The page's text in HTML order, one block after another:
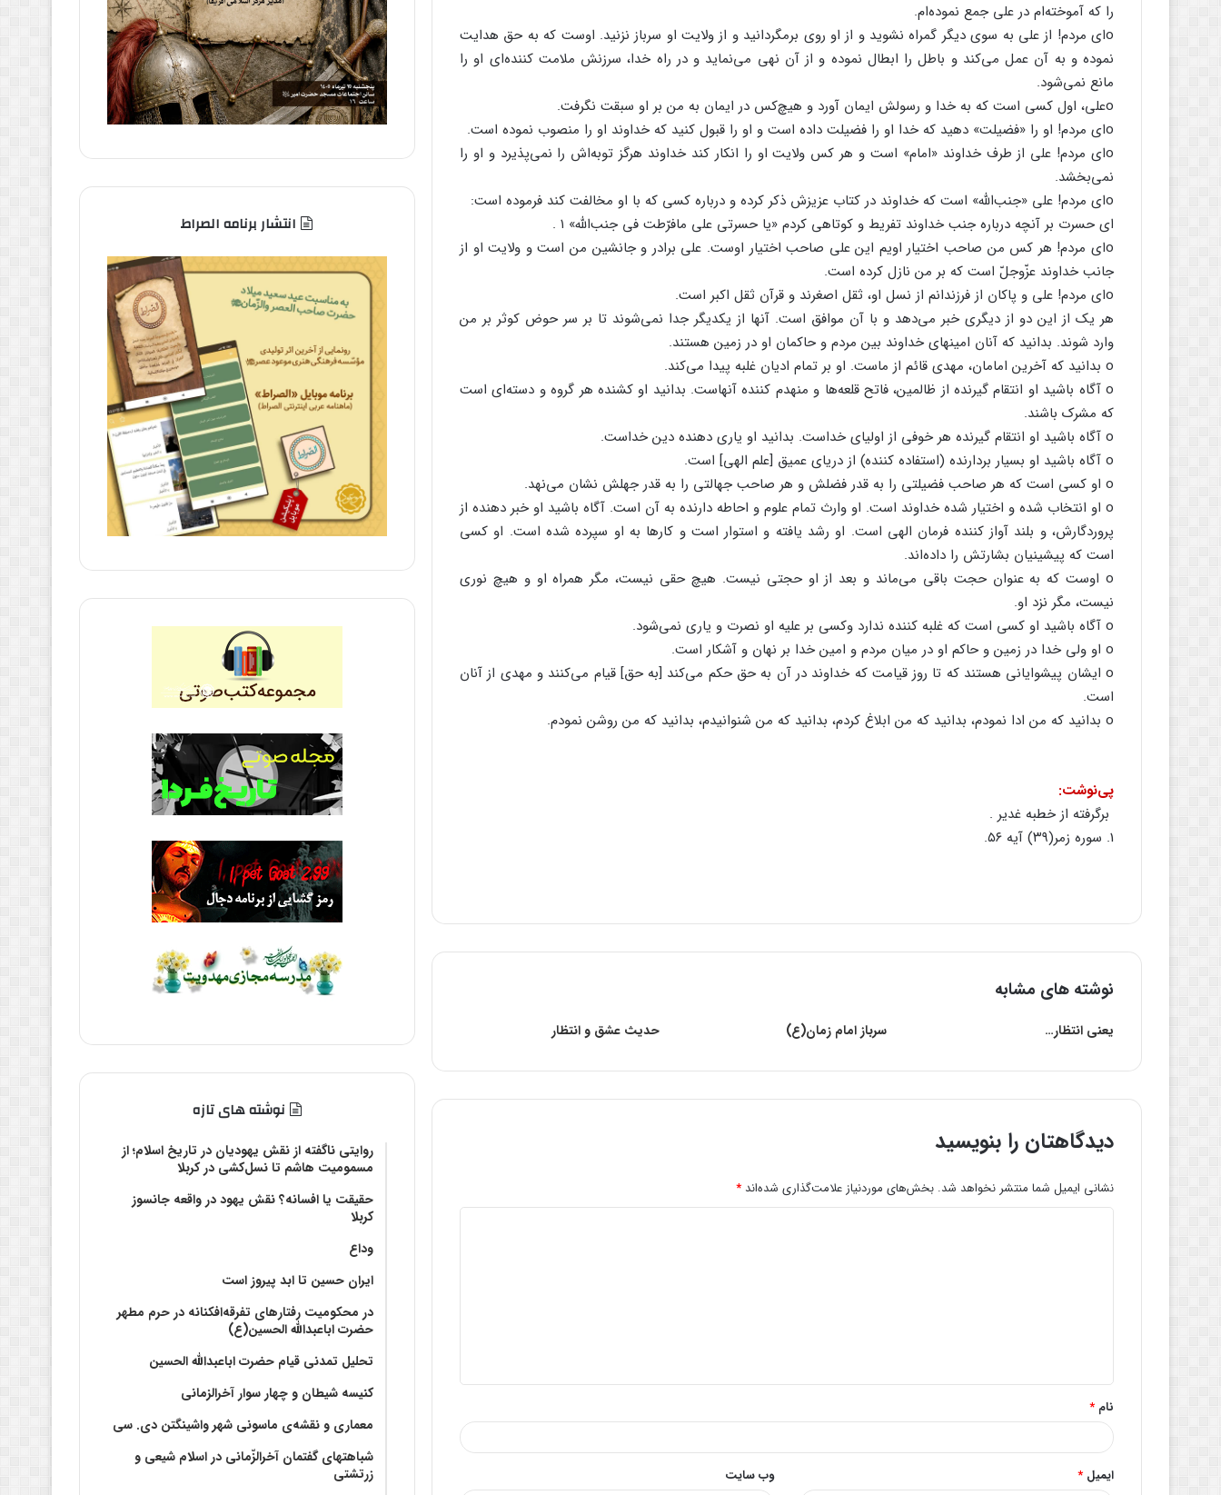
را که‌ آموخته‌ام‌ در علی‌ جمع‌ نموده‌ام‌.
oای‌ مردم‌! از علی‌ به‌ سوی‌ دیگر گمراه‌ نشوید و از او روی‌ برمگردانید و از ولایت‌ او سرباز نزنید. اوست‌ که‌ به‌ حق‌ هدایت‌
نموده‌ و به‌ آن‌ عمل‌ می‌کند و باطل‌ را ابطال‌ نموده‌ و از آن‌ نهی‌ می‌نماید و در راه‌ خدا، سرزنش‌ ملامت‌ کننده‌ای‌ او را
مانع‌ نمی‌شود.
oعلی‌، اول‌ کسی‌ است‌ که‌ به‌ خدا و رسولش‌ ایمان‌ آورد و هیچ‌کس‌ در ایمان‌ به‌ من‌ بر او سبقت‌ نگرفت‌.
oای‌ مردم‌! او را «فضیلت‌» دهید که‌ خدا او را فضیلت‌ داده‌ است‌ و او را قبول‌ کنید که‌ خداوند او را منصوب‌ نموده‌ است‌.
oای‌ مردم‌! علی‌ از طرف‌ خداوند «امام‌» است‌ و هر کس‌ ولایت‌ او را انکار کند خداوند هرگز توبه‌اش‌ را نمی‌پذیرد و او را
نمی‌بخشد.
oای‌ مردم‌! علی‌ «جنب‌الله» است‌ که‌ خداوند در کتاب‌ عزیزش‌ ذکر کرده‌ و درباره‌ کسی‌ که‌ با او مخالفت‌ کند فرموده‌ است‌:
ای‌ حسرت‌ بر آنچه‌ درباره‌ جنب‌ خداوند تفریط‌ و کوتاهی‌ کردم‌ «یا حسرتی‌ علی‌ مافرّطت‌ فی‌ جنب‌الله» ۱ .
oای‌ مردم‌! هر کس‌ من‌ صاحب‌ اختیار اویم‌ این‌ علی‌ صاحب‌ اختیار اوست‌. علی‌ برادر و جانشین‌ من‌ است‌ و ولایت‌ او از
جانب‌ خداوند عزّوجلّ است‌ که‌ بر من‌ نازل‌ کرده‌ است‌.
oای‌ مردم‌! علی‌ و پاکان‌ از فرزندانم‌ از نسل‌ او، ثقل‌ اصغرند و قرآن‌ ثقل‌ اکبر است‌.
هر یک‌ از این‌ دو از دیگری‌ خبر می‌دهد و با آن‌ موافق‌ است‌. آنها از یکدیگر جدا نمی‌شوند تا بر سر حوض‌ کوثر بر من‌
وارد شوند. بدانید که‌ آنان‌ امینهای‌ خداوند بین‌ مردم‌ و حاکمان‌ او در زمین‌ هستند.
o بدانید که‌ آخرین‌ امامان‌، مهدی‌ قائم‌ از ماست‌. او بر تمام‌ ادیان‌ غلبه‌ پیدا می‌کند.
o آگاه‌ باشید او انتقام‌ گیرنده‌ از ظالمین‌، فاتح‌ قلعه‌ها و منهدم‌ کننده‌ آنهاست‌. بدانید او کشنده‌ هر گروه‌ و دسته‌ای‌ است‌
که‌ مشرک‌ باشند.
o آگاه‌ باشید او انتقام‌ گیرنده‌ هر خوفی‌ از اولیای‌ خداست‌. بدانید او یاری‌ دهنده‌ دین‌ خداست‌.
o آگاه‌ باشید او بسیار بردارنده‌ (استفاده‌ کننده‌) از دریای‌ عمیق‌ [علم‌ الهی‌] است‌.
o او کسی‌ است‌ که‌ هر صاحب‌ فضیلتی‌ را به‌ قدر فضلش‌ و هر صاحب‌ جهالتی‌ را به‌ قدر جهلش‌ نشان‌ می‌نهد.
o او انتخاب‌ شده‌ و اختیار شده‌ خداوند است‌. او وارث‌ تمام‌ علوم‌ و احاطه‌ دارنده‌ به‌ آن‌ است‌. آگاه‌ باشید او خبر دهنده‌ از
پروردگارش‌، و بلند آواز کننده‌ فرمان‌ الهی‌ است‌. او رشد یافته‌ و استوار است‌ و کارها به‌ او سپرده‌ شده‌ است‌. او کسی‌
است‌ که‌ پیشینیان‌ بشارتش‌ را داده‌اند.
o اوست‌ که‌ به‌ عنوان‌ حجت‌ باقی‌ می‌ماند و بعد از او حجتی‌ نیست‌. هیچ‌ حقی‌ نیست‌، مگر همراه‌ او و هیچ‌ نوری‌
نیست‌، مگر نزد او.
o آگاه‌ باشید او کسی‌ است‌ که‌ غلبه‌ کننده‌ ندارد وکسی‌ بر علیه‌ او نصرت‌ و یاری‌ نمی‌شود.
o او ولی‌ خدا در زمین‌ و حاکم‌ او در میان‌ مردم‌ و امین‌ خدا بر نهان‌ و آشکار است‌.
o ایشان‌ پیشوایانی‌ هستند که‌ تا روز قیامت‌ که‌ خداوند در آن‌ به‌ حق‌ حکم‌ می‌کند [به‌ حق‌] قیام‌ می‌کنند و مهدی‌ از آنان‌
است‌.
o بدانید که‌ من‌ ادا نمودم‌، بدانید که‌ من‌ ابلاغ‌ کردم‌، بدانید که‌ من‌ شنوانیدم‌، بدانید که‌ من‌ روشن‌ نمودم‌.
پی‌نوشت‌:
­ برگرفته‌ از خطبه‌ غدیر .
1. سوره‌ زمر(۳۹) آیه‌ ۵۶.
نوشته های مشابه
یعنی انتظار… سرباز امام زمان(ع) حدیث عشق و انتظار
دیدگاهتان را بنویسید
نشانی ایمیل شما منتشر نخواهد شد. بخش‌های موردنیاز علامت‌گذاری شده‌اند *
*
نام *
ایمیل * وب‌ سایت
انتشار برنامه الصراط
نوشته های تازه
روایتی ناگفته از نقش یهودیان در تاریخ اسلام؛ از
مسمومیت هاشم تا نسل‌کشی در کربلا
حقیقت یا افسانه؟‌ نقش یهود در واقعه جانسوز
کربلا
وداع
ایران حسین تا ابد پیروز است
در محکومیت رفتارهای تفرقه‌افکنانه در حرم مطهر
حضرت اباعبدالله الحسین(ع)
تحلیل تمدنی قیام حضرت اباعبدالله الحسین
کنیسه شیطان و چهار سوار آخرالزمانی
معماری و نقشه‌ی ماسونی شهر واشينگتن دی. سی
شباهتهای گفتمان آخر‌الزّمانی در اسلام شیعی و
زرتشتی